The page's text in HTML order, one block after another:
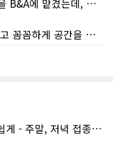
지 꼼꼼하게 알려주셨습니다. 차에 대해 잘 모르는 저에게는 정말 큰 도움이 되었습니다.
마치 가족을 대하듯 작은 부분까지 세심하게 챙겨 주시는 모습에 큰 감동을 받았습니다.
매를 고민하는 분이 있다면 자신 있게 추천드리고 싶은 최고의 딜러님입니다.
작은 싱글하우스 베이스먼트 개발을 B&A에 맡겼는데, 처음부터 끝까지 정말 만족스러운 경험이었습니다.
다른 업체들과 비교했을 때 매우 합리적이었습니다.
성과 책임감을 느낄 수 있었습니다.
히 아이들과 함께 즐겁게 시간을 보낼 수 있는 공간이 되어 더욱 뜻깊습니다.앨버타 홍역 확산에 백신 접종 더 쉽게 - 주말, 저녁 접종 클리닉 열..